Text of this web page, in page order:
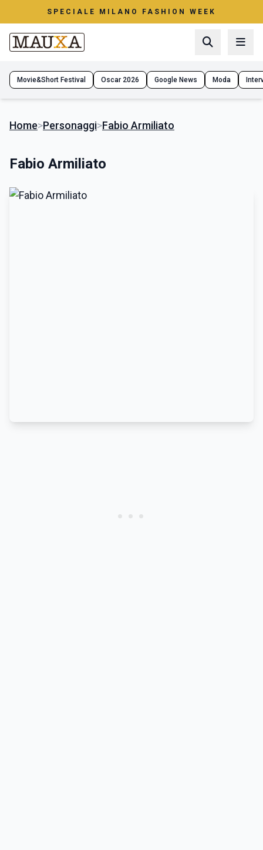
SPECIALE MILANO FASHION WEEK
Movie&Short Festival Oscar 2026 Google News Moda
Home>Personaggi>Fabio Armiliato
Fabio Armiliato